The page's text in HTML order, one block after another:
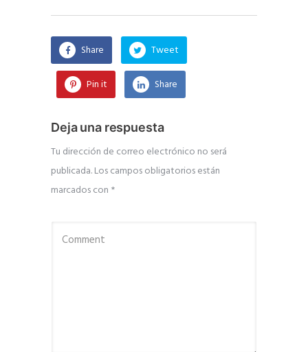
Share Tweet
Pin it Share
Deja una respuesta
Tu dirección de correo electrónico no será
publicada.Los campos obligatorios están
marcados con *